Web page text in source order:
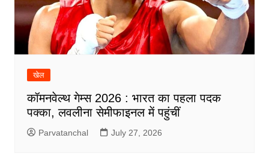
खेल
कॉमनवेल्थ गेम्स 2026 : भारत का पहला पदक
पक्का, लवलीना सेमीफाइनल में पहुंचीं
Parvatanchal July 27, 2026